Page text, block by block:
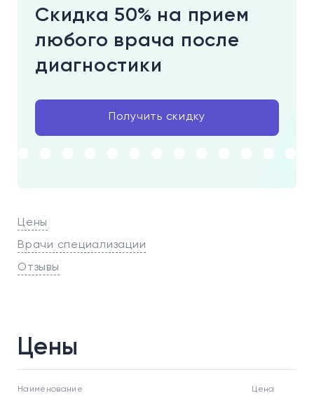
Цены
Врачи специализации
Отзывы
Скидка 50% на прием
любого врача после
диагностики
Получить скидку
Цены
Наименование Цена